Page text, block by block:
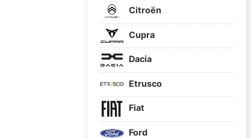
Citroën
Cupra
Dacia
Etrusco
Fiat
Ford